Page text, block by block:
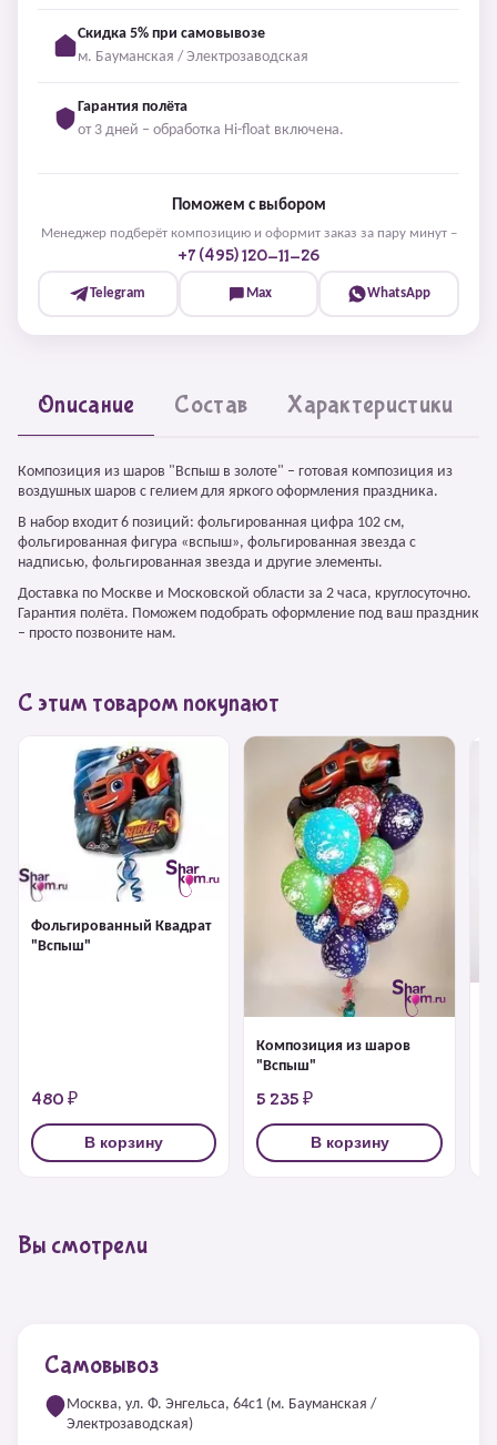
Скидка 5% при самовывозе
м. Бауманская / Электрозаводская
Гарантия полёта
от 3 дней – обработка Hi-float включена.
Поможем с выбором
Менеджер подберёт композицию и оформит заказ за пару минут –
+7 (495) 120-11-26
Telegram Max WhatsApp
Описание Состав Характеристики
Композиция из шаров "Вспыш в золоте" – готовая композиция из
воздушных шаров с гелием для яркого оформления праздника.
В набор входит 6 позиций: фольгированная цифра 102 см,
фольгированная фигура «вспыш», фольгированная звезда с
надписью, фольгированная звезда и другие элементы.
Доставка по Москве и Московской области за 2 часа, круглосуточно.
Гарантия полёта. Поможем подобрать оформление под ваш праздник
– просто позвоните нам.
С этим товаром покупают
Фольгированный Квадрат
"Вспыш"
480 ₽
В корзину
Композиция из шаров
"Вспыш"
5 235 ₽
В корзину
Вы смотрели
Самовывоз
Москва, ул. Ф. Энгельса, 64с1 (м. Бауманская /
Электрозаводская)